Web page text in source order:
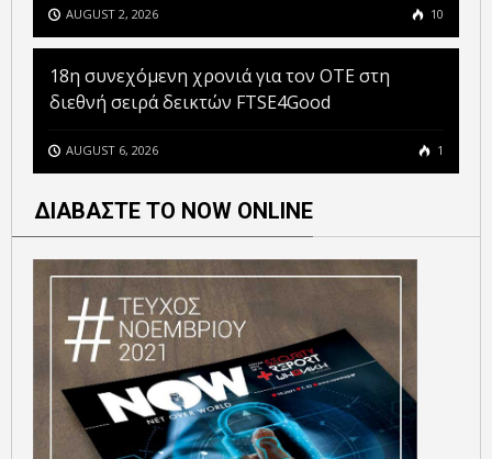
AUGUST 2, 2026 10
18η συνεχόμενη χρονιά για τον ΟΤΕ στη
διεθνή σειρά δεικτών FTSE4Good
AUGUST 6, 2026 1
ΔΙΑΒΑΣΤΕ ΤΟ NOW ONLINE